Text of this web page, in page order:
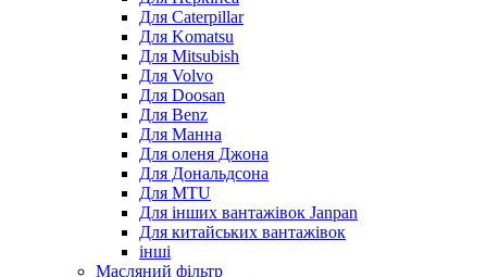
Для Caterpillar
Для Komatsu
Для Mitsubish
Для Volvo
Для Doosan
Для Benz
Для Манна
Для оленя Джона
Для Дональдсона
Для MTU
Для інших вантажівок Janpan
Для китайських вантажівок
інші
Масляний фільтр